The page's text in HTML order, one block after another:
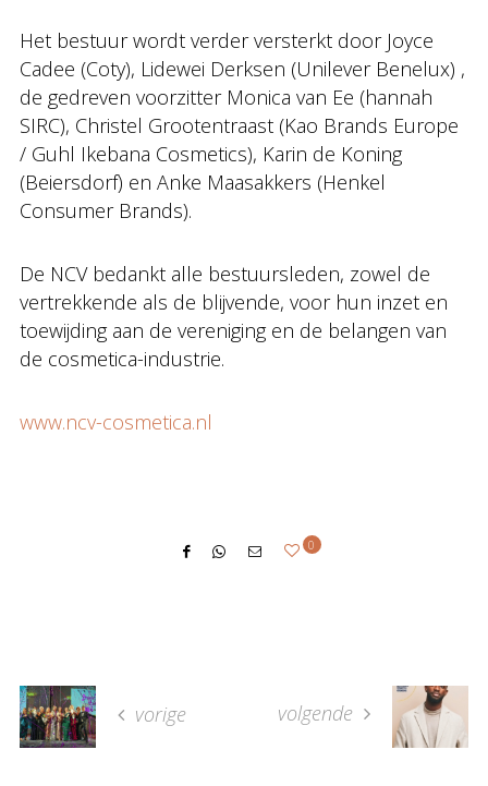
Het bestuur wordt verder versterkt door Joyce
Cadee (Coty), Lidewei Derksen (Unilever Benelux) ,
de gedreven voorzitter Monica van Ee (hannah
SIRC), Christel Grootentraast (Kao Brands Europe
/ Guhl Ikebana Cosmetics), Karin de Koning
(Beiersdorf) en Anke Maasakkers (Henkel
Consumer Brands).
De NCV bedankt alle bestuursleden, zowel de
vertrekkende als de blijvende, voor hun inzet en
toewijding aan de vereniging en de belangen van
de cosmetica-industrie.
www.ncv-cosmetica.nl
0
vorige volgende